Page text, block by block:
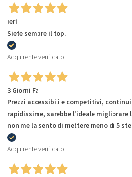
Ieri
Siete sempre il top.
Acquirente verificato
3 Giorni Fa
Prezzi accessibili e competitivi,
rapidissime, sarebbe l'ideale migliorare
non me la sento di mettere meno di 5
Acquirente verificato